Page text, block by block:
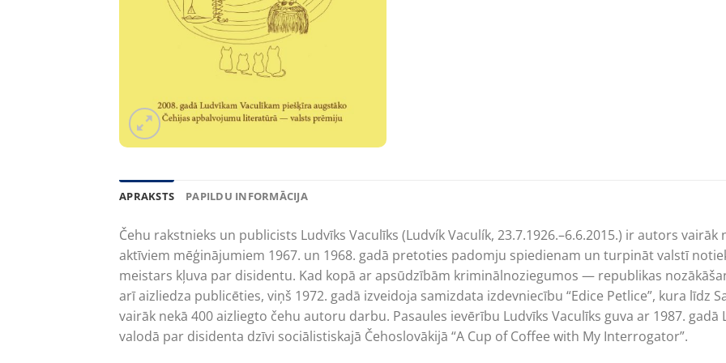
APRAKSTS PAPILDU INFORMĀCIJA
Čehu rakstnieks un publicists Ludvīks Vaculīks (Ludvík Vaculík, 23.7.1926.–6.6.2015.) ir autors
aktīviem mēģinājumiem 1967. un 1968. gadā pretoties padomju spiedienam un turpināt valstī
meistars kļuva par disidentu. Kad kopā ar apsūdzībām kriminālnoziegumos — republikas
arī aizliedza publicēties, viņš 1972. gadā izveidoja samizdata izdevniecību “Edice Petlice”, kura līdz
vairāk nekā 400 aizliegto čehu autoru darbu. Pasaules ievērību Ludvīks Vaculīks guva ar 1987.
valodā par disidenta dzīvi sociālistiskajā Čehoslovākijā “A Cup of Coffee with My Interrogator”.